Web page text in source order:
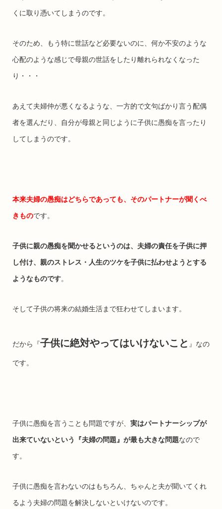
くに取り憑いてしまうのです。
そのため、もう特に世話など必要ないのに、何か不安のような
心配のような感じで母親の世話をしたり離れられなくなった
り・・・
あえて夫婦仲が悪くなるような、一方的で文句ばかり言う配偶
者を選んだり、自分が母親と同じように子供に愚痴を言ったり
してしまうのです。
本来夫婦の愚痴はどちらであっても、そのパートナーが聞くべ
きものです。
子供に親の愚痴を聞かせるというのは、夫婦の責任を子供に押
し付け、親のストレス・人生のツケを子供に払わせようとする
ようなものです。
そして子供の将来の結婚生活まで狂わせてしまいます。
だから『子供に絶対やってはいけないこと 』なの
です。
子供に愚痴を言うことも問題ですが、 実はパートナーシップが
出来ていないという『夫婦の問題』が最も大きな問題なので
す。
子供に愚痴を言わないのはもちろん、ちゃんと夫が聞いてくれ
るよう夫婦の問題を解決しないといけないのです。